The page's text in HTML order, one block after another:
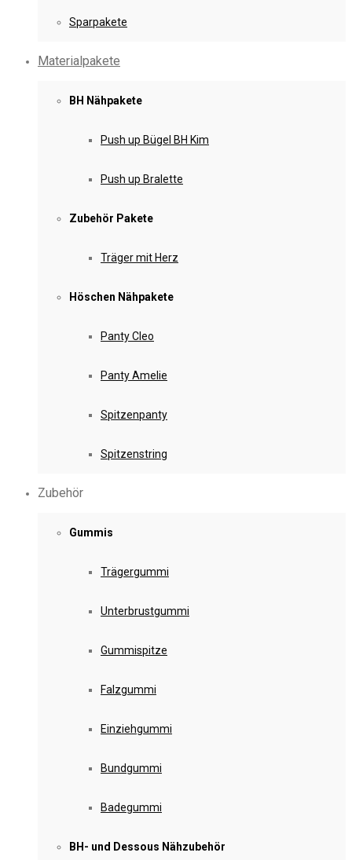
Sparpakete
Materialpakete
BH Nähpakete
Push up Bügel BH Kim
Push up Bralette
Zubehör Pakete
Träger mit Herz
Höschen Nähpakete
Panty Cleo
Panty Amelie
Spitzenpanty
Spitzenstring
Zubehör
Gummis
Trägergummi
Unterbrustgummi
Gummispitze
Falzgummi
Einziehgummi
Bundgummi
Badegummi
BH- und Dessous Nähzubehör